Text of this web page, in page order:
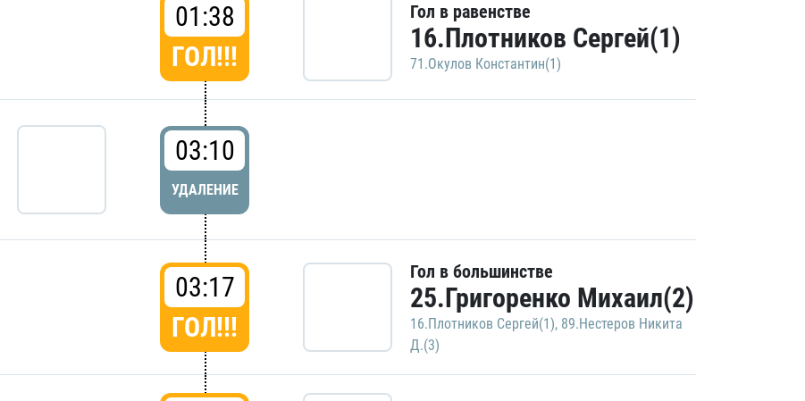
01:38
ГОЛ!!!
Гол в равенстве
16.Плотников Сергей(1)
71.Окулов Константин(1)
03:10
УДАЛЕНИЕ
03:17
ГОЛ!!!
Гол в большинстве
25.Григоренко Михаил(2)
16.Плотников Сергей(1), 89.Нестеров Никита
Д.(3)